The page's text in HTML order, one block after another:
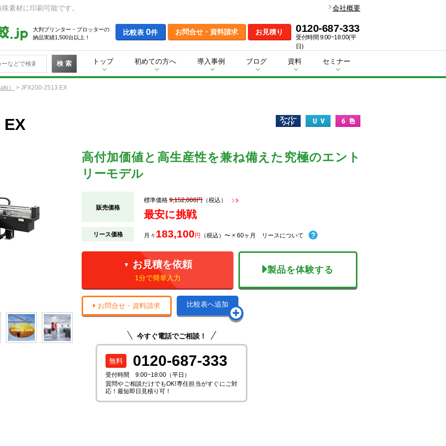
素材に印刷可能です。 会社概要
大判プリンター・プロッターの
納品実績1,500台以上！
比較表 0件 お問合せ・資料請求 お見積り 0120-687-333
受付時間 9:00~18:00(平
日)
検 索 トップ 初めての方へ 導入事例 ブログ 資料 セミナー
） > JFX200-2513 EX
EX
高付加価値と高生産性を兼ね備えた究極のエント
リーモデル
販売価格
標準価格 9,152,000円 （税込）
最安に挑戦
リース価格 月々 183,100 円 （税込）〜 × 60ヶ月 リースについて
▼ お見積を依頼
1分で簡単入力
製品を体験する
お問合せ・資料請求 比較表へ追加
今すぐ電話でご相談！
0120-687-333
受付時間 9:00~18:00（平日）
質問やご相談だけでもOK!専任担当がすぐにご対
応！最短即日見積り可！